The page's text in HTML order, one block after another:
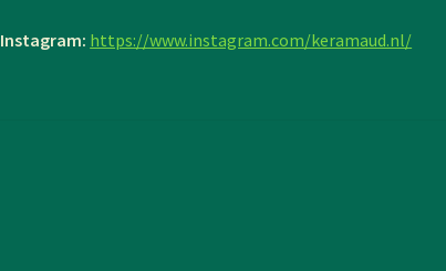
Instagram: https://www.instagram.com/keramaud.nl/